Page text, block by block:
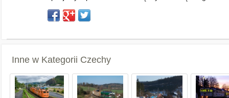
Inne w Kategorii Czechy